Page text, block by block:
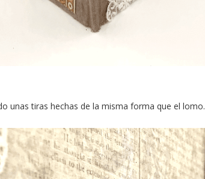
unas tiras hechas de la misma forma que el lomo.